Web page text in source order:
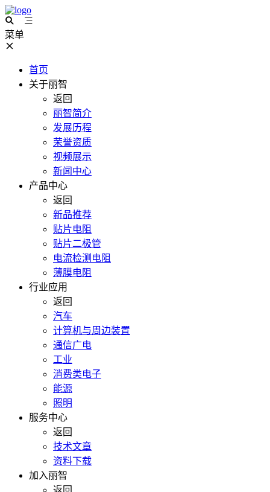
菜单
首页
关于丽智
返回
丽智简介
发展历程
荣誉资质
视频展示
新闻中心
产品中心
返回
新品推荐
贴片电阻
贴片二极管
电流检测电阻
薄膜电阻
行业应用
返回
汽车
计算机与周边装置
通信广电
工业
消费类电子
能源
照明
服务中心
返回
技术文章
资料下载
加入丽智
返回